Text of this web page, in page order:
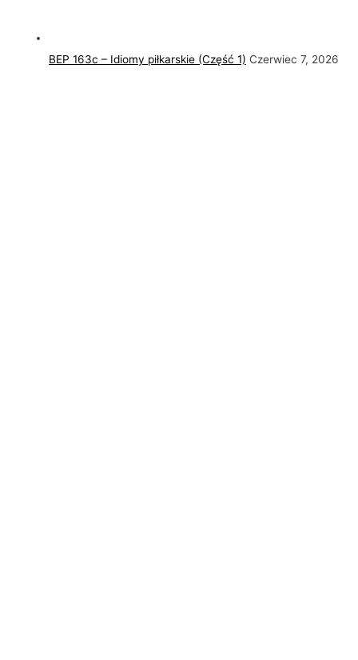
BEP 163c – Idiomy piłkarskie (Część 1) Czerwiec 7, 2026